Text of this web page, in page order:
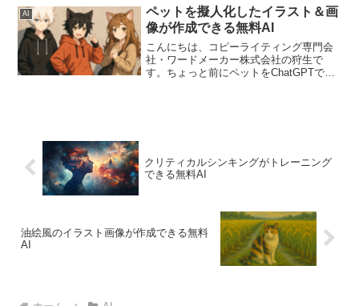
い」このようなお悩みを抱えている方
は、少なくないのではないで...
AI
ペットを擬人化したイラスト＆画
像が作成できる無料AI
こんにちは、コピーライティング専門会
社・ワードメーカー株式会社の狩生で
す。ちょっと前にペットをChatGPTで擬
クリティカルシンキングがトレーニング
できる無料AI
油絵風のイラスト画像が作成できる無料
AI